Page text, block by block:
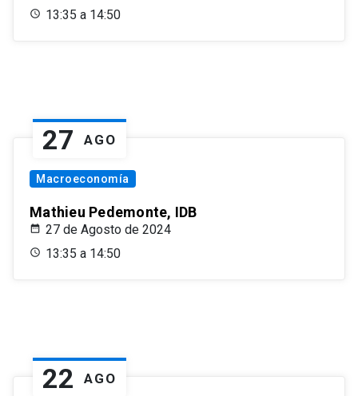
13:35 a 14:50
27 AGO
Macroeconomía
Mathieu Pedemonte, IDB
27 de Agosto de 2024
13:35 a 14:50
22 AGO